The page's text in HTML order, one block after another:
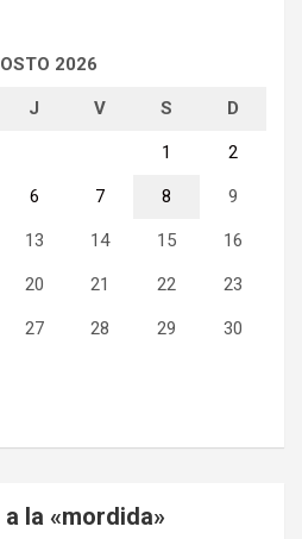
2026
J V S D
1 2
6 7 8 9
13 14 15 16
20 21 22 23
27 28 29 30
la «mordida»